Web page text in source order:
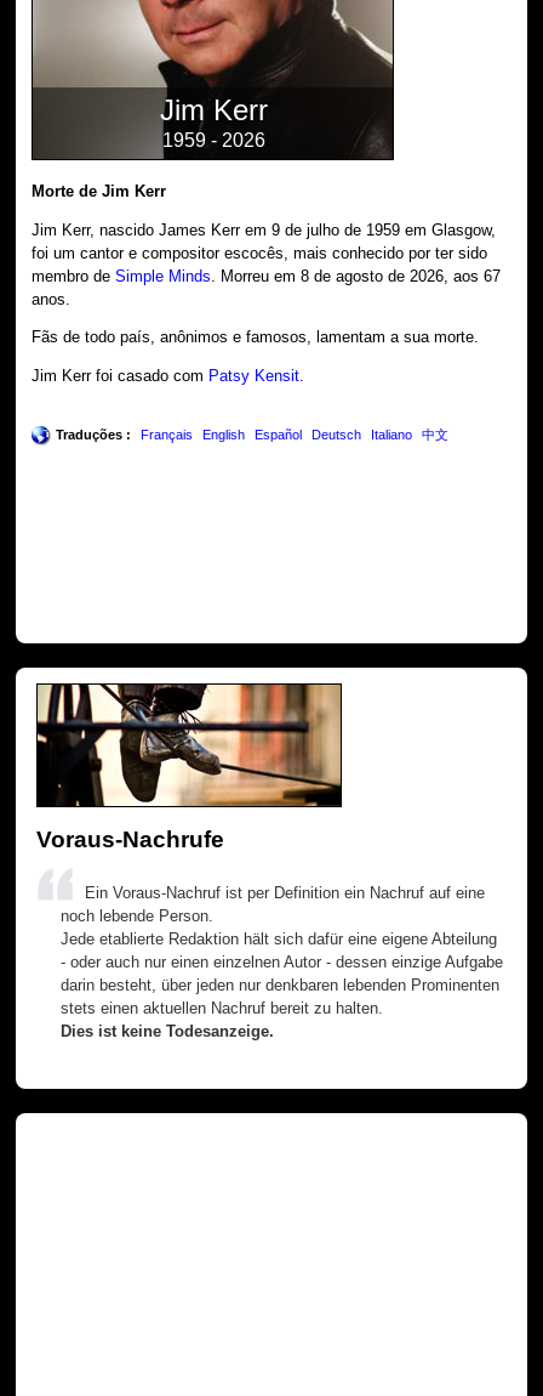
Jim Kerr
1959 - 2026
Morte de Jim Kerr
Jim Kerr, nascido James Kerr em 9 de julho de 1959 em Glasgow,
foi um cantor e compositor escocês, mais conhecido por ter sido
membro deSimple Minds . Morreu em 8 de agosto de 2026, aos 67
anos.
Fãs de todo país, anônimos e famosos, lamentam a sua morte.
Jim Kerr foi casado com Patsy Kensit.
Traduções : Français English Español Deutsch Italiano 中文
Voraus-Nachrufe
Ein Voraus-Nachruf ist per Definition ein Nachruf auf eine
noch lebende Person.
Jede etablierte Redaktion hält sich dafür eine eigene Abteilung
- oder auch nur einen einzelnen Autor - dessen einzige Aufgabe
darin besteht, über jeden nur denkbaren lebenden Prominenten
stets einen aktuellen Nachruf bereit zu halten.
Dies ist keine Todesanzeige.